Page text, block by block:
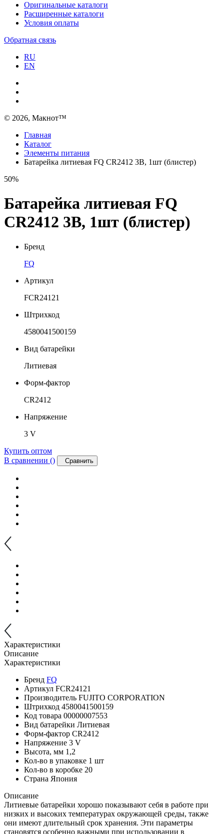
Оригинальные каталоги
Расширенные каталоги
Условия оплаты
Обратная связь
RU
EN
© 2026, Макнот™
Главная
Каталог
Элементы питания
Батарейка литиевая FQ CR2412 3В, 1шт (блистер)
50%
Батарейка литиевая FQ
CR2412 3В, 1шт (блистер)
Бренд
FQ
Артикул
FCR24121
Штрихкод
4580041500159
Вид батарейки
Литиевая
Форм-фактор
CR2412
Напряжение
3 V
Купить оптом
В сравнении () Сравнить
Характеристики
Описание
Характеристики
Бренд FQ
Артикул FCR24121
Производитель FUJITO CORPORATION
Штрихкод 4580041500159
Код товара 00000007553
Вид батарейки Литиевая
Форм-фактор CR2412
Напряжение 3 V
Высота, мм 1,2
Кол-во в упаковке 1 шт
Кол-во в коробке 20
Страна Япония
Описание
Литиевые батарейки хорошо показывают себя в работе при
низких и высоких температурах окружающей среды, также
они имеют длительный срок хранения. Эти параметры
становятся особенно важными при использовании в